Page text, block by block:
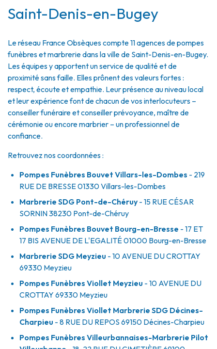
Saint-Denis-en-Bugey
Le réseau France Obsèques compte 11 agences de pompes
funèbres et marbrerie dans la ville de Saint-Denis-en-Bugey.
Les équipes y apportent un service de qualité et de
proximité sans faille. Elles prônent des valeurs fortes :
respect, écoute et empathie. Leur présence au niveau local
et leur expérience font de chacun de vos interlocuteurs –
conseiller funéraire et conseiller prévoyance, maître de
cérémonie ou encore marbrier – un professionnel de
confiance.
Retrouvez nos coordonnées :
Pompes Funèbres Bouvet Villars-les-Dombes - 219
RUE DE BRESSE01330Villars-les-Dombes
Marbrerie SDG Pont-de-Chéruy - 15 RUE CÉSAR
SORNIN38230 Pont-de-Chéruy
Pompes Funèbres Bouvet Bourg-en-Bresse - 17 ET
17 BIS AVENUE DE L'EGALITÉ01000 Bourg-en-Bresse
Marbrerie SDG Meyzieu - 10 AVENUE DU CROTTAY
69330 Meyzieu
Pompes Funèbres Viollet Meyzieu - 10 AVENUE DU
CROTTAY 69330 Meyzieu
Pompes Funèbres Viollet Marbrerie SDG Décines-
Charpieu - 8 RUE DU REPOS 69150 Décines-Charpieu
Pompes Funèbres Villeurbannaises-Marbrerie Pilot